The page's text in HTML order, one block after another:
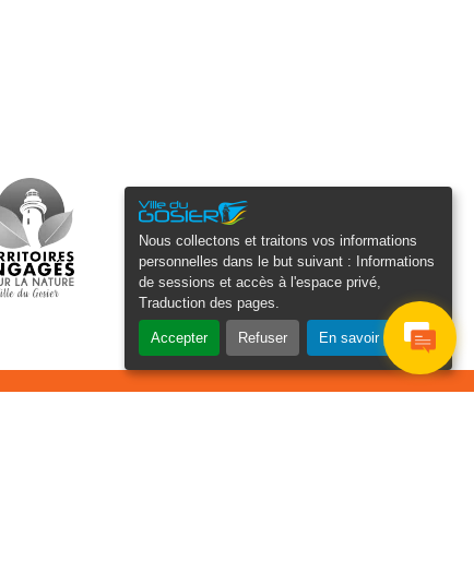
Nous collectons et traitons vos informations
personnelles dans le but suivant :
Informations
de sessions et accès à l'espace privé,
Traduction des pages
Accepter Refuser En savoir plus